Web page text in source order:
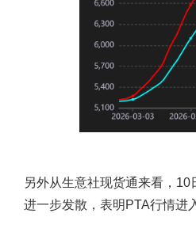
另外从生意社现货通来看，
进一步发散，表明PTA行情进